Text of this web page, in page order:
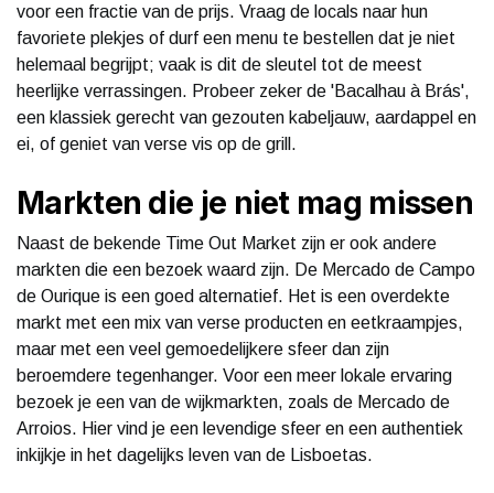
voor een fractie van de prijs. Vraag de locals naar hun
favoriete plekjes of durf een menu te bestellen dat je niet
helemaal begrijpt; vaak is dit de sleutel tot de meest
heerlijke verrassingen. Probeer zeker de 'Bacalhau à Brás',
een klassiek gerecht van gezouten kabeljauw, aardappel en
ei, of geniet van verse vis op de grill.
Markten die je niet mag missen
Naast de bekende Time Out Market zijn er ook andere
markten die een bezoek waard zijn. De Mercado de Campo
de Ourique is een goed alternatief. Het is een overdekte
markt met een mix van verse producten en eetkraampjes,
maar met een veel gemoedelijkere sfeer dan zijn
beroemdere tegenhanger. Voor een meer lokale ervaring
bezoek je een van de wijkmarkten, zoals de Mercado de
Arroios. Hier vind je een levendige sfeer en een authentiek
inkijkje in het dagelijks leven van de Lisboetas.